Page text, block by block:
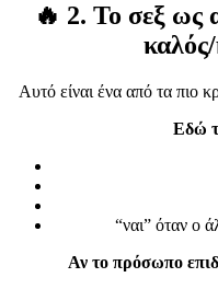
🔥 2. Το σεξ ως
Αυτό είναι ένα από τα πιο
Εδώ
“ναι” όταν ο
Αν το πρόσωπο